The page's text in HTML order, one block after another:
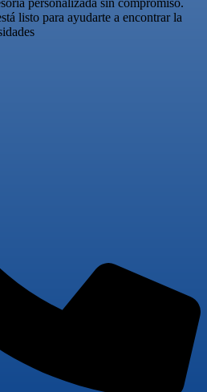
personalizada sin compromiso.
listo para ayudarte a encontrar la